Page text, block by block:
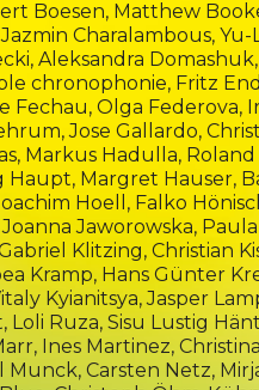
Boesen, Matthew
Jazmin Charalambous, Yu-
, Aleksandra Domashuk
chronophonie, Fritz
Fechau, Olga Federova,
, Jose Gallardo,
Markus Hadulla,
Haupt, Margret Hauser,
Hoell, Falko
Joanna Jaworowska,
Klitzing, Christian
Kramp, Hans Günter
Kyianitsya,Jasper
Loli Ruza, Sisu Lustig
Ines Martinez,
Munck, Carsten Netz,